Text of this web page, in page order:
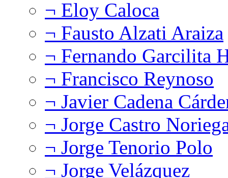
¬ Eloy Caloca
¬ Fausto Alzati Araiza
¬ Fernando Garcilita
¬ Francisco Reynoso
¬ Javier Cadena
¬ Jorge Castro
¬ Jorge Tenorio Polo
¬ Jorge Velázquez